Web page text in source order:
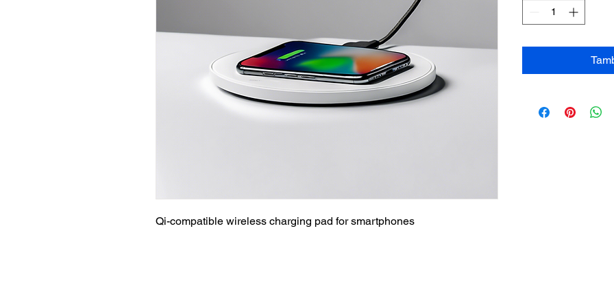
Qi-compatible wireless charging pad for smartphones